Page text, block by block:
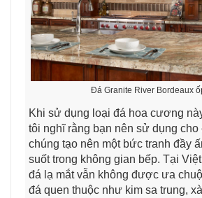
Đá Granite River Bordeaux
Khi sử dụng loại đá hoa cương
tôi nghĩ rằng bạn nên sử dụng
chúng tạo nên một bức tranh đầy
suốt trong không gian bếp. Tại
đá lạ mắt vẫn không được ưa
đá quen thuộc như kim sa trung,